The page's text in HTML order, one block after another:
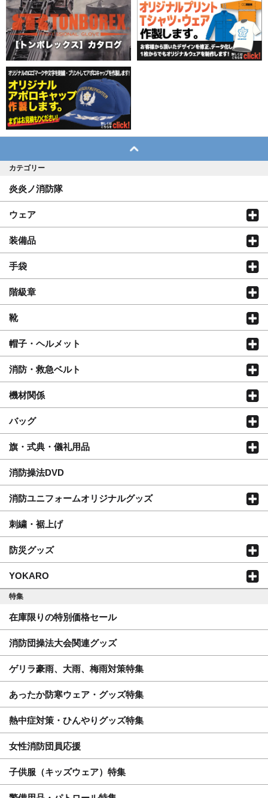
カテゴリー
炎炎ノ消防隊
ウェア
装備品
手袋
階級章
靴
帽子・ヘルメット
消防・救急ベルト
機材関係
バッグ
旗・式典・儀礼用品
消防操法DVD
消防ユニフォームオリジナルグッズ
刺繍・裾上げ
防災グッズ
YOKARO
特集
在庫限りの特別価格セール
消防団操法大会関連グッズ
ゲリラ豪雨、大雨、梅雨対策特集
あったか防寒ウェア・グッズ特集
熱中症対策・ひんやりグッズ特集
女性消防団員応援
子供服（キッズウェア）特集